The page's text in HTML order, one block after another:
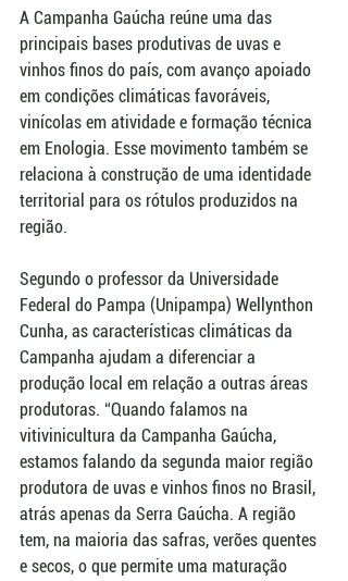
A Campanha Gaúcha reúne uma das
principais bases produtivas de uvas e
vinhos finos do país, com avanço apoiado
em condições climáticas favoráveis,
vinícolas em atividade e formação técnica
em Enologia. Esse movimento também se
relaciona à construção de uma identidade
territorial para os rótulos produzidos na
região.
Segundo o professor da Universidade
Federal do Pampa (Unipampa) Wellynthon
Cunha, as características climáticas da
Campanha ajudam a diferenciar a
produção local em relação a outras áreas
produtoras. “Quando falamos na
vitivinicultura da Campanha Gaúcha,
estamos falando da segunda maior região
produtora de uvas e vinhos finos no Brasil,
atrás apenas da Serra Gaúcha. A região
tem, na maioria das safras, verões quentes
e secos, o que permite uma maturação